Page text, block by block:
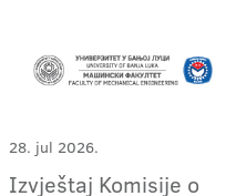
28. jul 2026.
Izvještaj Komisije o